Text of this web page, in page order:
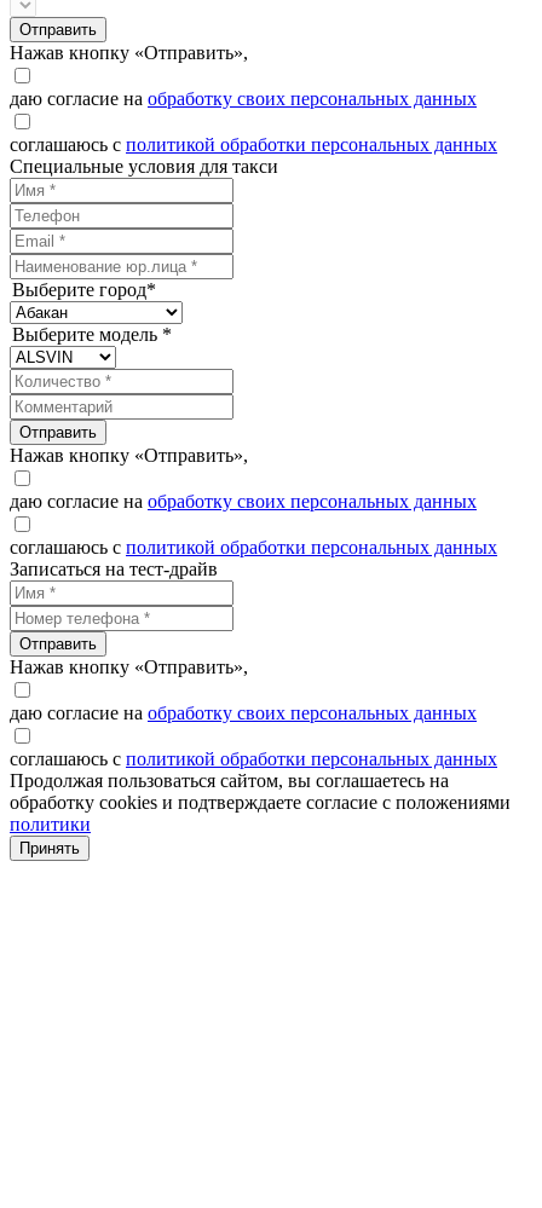
Отправить
Нажав кнопку «Отправить»,
даю согласие на обработку своих персональных данных
соглашаюсь с политикой обработки персональных данных
Специальные условия для такси
Выберите город*
Выберите модель *
Отправить
Нажав кнопку «Отправить»,
даю согласие на обработку своих персональных данных
соглашаюсь с политикой обработки персональных данных
Записаться на тест-драйв
Отправить
Нажав кнопку «Отправить»,
даю согласие на обработку своих персональных данных
соглашаюсь с политикой обработки персональных данных
Продолжая пользоваться сайтом, вы соглашаетесь на
обработку cookies и подтверждаете согласие с положениями
политики
Принять